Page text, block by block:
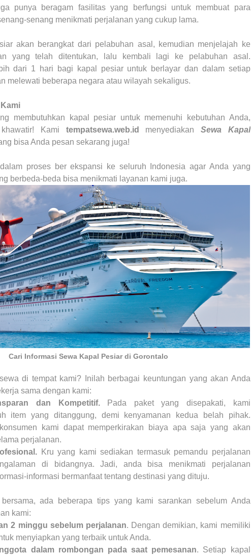
punya beragam fasilitas yang berfungsi untuk membuat para
senang menikmati perjalanan yang cukup lama.
akan berangkat dari pelabuhan asal, kemudian menjelajah ke
yang telah ditentukan, lalu kembali lagi ke pelabuhan asal.
dari 1 hari bagi kapal pesiar untuk berlayar dan dalam setiap
melewati beberapa negara atau wilayah sekaligus.
Kami
membutuhkan kapal pesiar untuk memenuhi kebutuhan Anda,
Kami tempatsewa.web.id menyediakan Sewa Kapal
bisa Anda pesan sekarang juga!
proses ber ekspansi ke seluruh Indonesia agar Anda yang
berbeda-beda bisa menikmati layanan kami juga.
Cari Informasi Sewa Kapal Pesiar di Gorontalo
di tempat kami? Inilah berbagai keuntungan yang akan Anda
sama dengan kami:
dan Kompetitif.
Pada paket yang disepakati, kami
item yang ditanggung, demi kenyamanan kedua belah pihak.
kami dapat memperkirakan biaya apa saja yang akan
perjalanan.
Kru yang kami sediakan termasuk pemandu perjalanan
di bidangnya. Jadi, anda bisa menikmati perjalanan
informasi bermanfaat tentang destinasi yang dituju.
bersama, ada beberapa tips yang kami sarankan sebelum Anda
kami:
2 minggu sebelum perjalanan. Dengan demikian, kami memiliki
menyiapkan yang terbaik untuk Anda.
dalam rombongan pada saat pemesanan. Setiap kapal